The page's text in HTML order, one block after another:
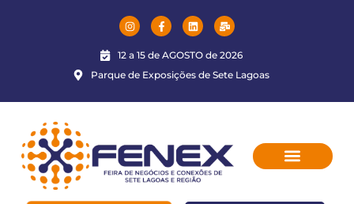
12 a 15 de AGOSTO de 2026
Parque de Exposições de Sete Lagoas